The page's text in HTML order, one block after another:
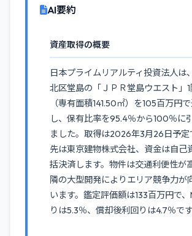
AI要約
資産取得の概要
日本プライムリアルティ投資法人は
北区堂島の「ＪＰＲ堂島ウエスト」
（専有面積141.50㎡）を105百万円
し、保有比率を95.4％から100％に
ました。取得は2026年3月26日予定
先は東京建物株式会社、資金は自己
括決済します。物件は交通利便性が
隣の大型開発によりエリア競争力が
います。鑑定評価額は133百万円で
りは5.3％、償却後利回りは4.7％です